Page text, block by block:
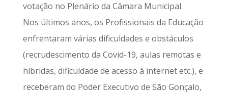
votação no Plenário da Câmara Municipal.
Nos últimos anos, os Profissionais da Educação
enfrentaram várias dificuldades e obstáculos
(recrudescimento da Covid-19, aulas remotas e
híbridas, dificuldade de acesso à internet etc.), e
receberam do Poder Executivo de São Gonçalo,